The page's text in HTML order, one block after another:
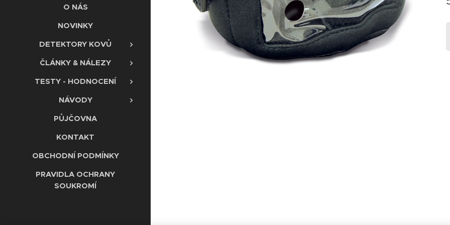
O NÁS
NOVINKY
DETEKTORY KOVŮ
ČLÁNKY & NÁLEZY
TESTY - HODNOCENÍ
NÁVODY
PŮJČOVNA
KONTAKT
OBCHODNÍ PODMÍNKY
PRAVIDLA OCHRANY
SOUKROMÍ